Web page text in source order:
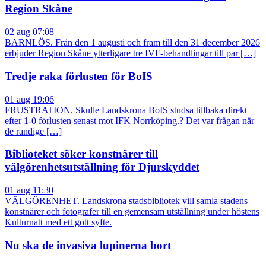
Region Skåne
02 aug 07:08
BARNLÖS. Från den 1 augusti och fram till den 31 december 2026
erbjuder Region Skåne ytterligare tre IVF-behandlingar till par […]
Tredje raka förlusten för BoIS
01 aug 19:06
FRUSTRATION. Skulle Landskrona BoIS studsa tillbaka direkt
efter 1-0 förlusten senast mot IFK Norrköping.? Det var frågan när
de randige […]
Biblioteket söker konstnärer till
välgörenhetsutställning för Djurskyddet
01 aug 11:30
VÄLGÖRENHET. Landskrona stadsbibliotek vill samla stadens
konstnärer och fotografer till en gemensam utställning under höstens
Kulturnatt med ett gott syfte.
Nu ska de invasiva lupinerna bort